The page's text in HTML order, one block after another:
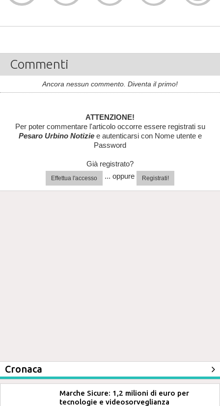
Commenti
Ancora nessun commento. Diventa il primo!
ATTENZIONE!
Per poter commentare l'articolo occorre essere registrati su
Pesaro Urbino Notiziee autenticarsi con Nome utente e
Password
Già registrato?
Effettua l'accesso ... oppure Registrati!
Cronaca
Marche Sicure: 1,2 milioni di euro per
tecnologie e videosorveglianza